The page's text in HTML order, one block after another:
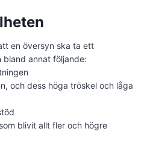
en översyn ska ta ett
annat följande:
och dess höga tröskel och låga
blivit allt fler och högre